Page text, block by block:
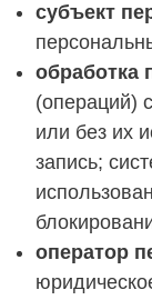
субъект
обработка
(операций)
или без их
запись;
оператор